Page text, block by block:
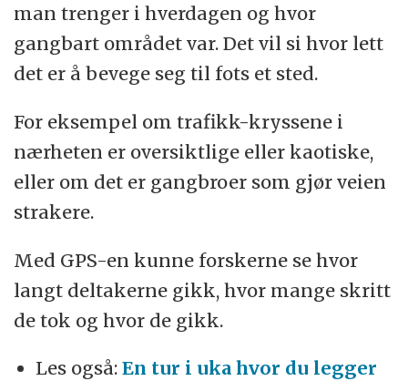
man trenger i hverdagen og hvor
gangbart området var. Det vil si hvor lett
det er å bevege seg til fots et sted.
For eksempel om trafikk-kryssene i
nærheten er oversiktlige eller kaotiske,
eller om det er gangbroer som gjør veien
strakere.
Med GPS-en kunne forskerne se hvor
langt deltakerne gikk, hvor mange skritt
de tok og hvor de gikk.
Les også:En tur i uka hvor du legger